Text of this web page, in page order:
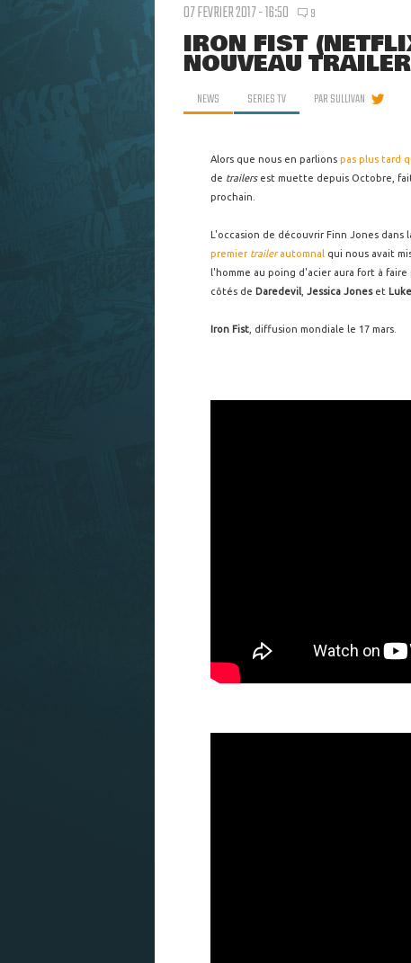
07 FEVRIER 2017 - 16:50 9
IRON FIST
NOUVEAU
NEWS SERIES TV PARSULLIVAN
Alors que nous en parlions pas plus tard
de trailers est muette depuis Octobre,
prochain.
L'occasion de découvrir Finn Jones dans
premier trailerautomnal qui nous avait
l'homme au poing d'acier aura fort à
côtés de Daredevil Jessica Joneset
Iron Fist , diffusion mondiale le 17 mars.